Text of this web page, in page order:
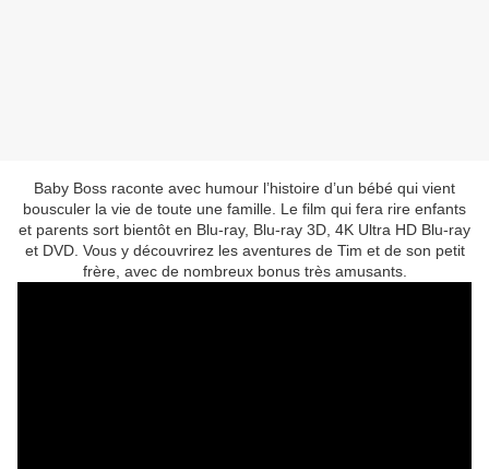
Baby Boss raconte avec humour l’histoire d’un bébé qui vient
bousculer la vie de toute une famille. Le film qui fera rire enfants
et parents sort bientôt en Blu-ray, Blu-ray 3D, 4K Ultra HD Blu-ray
et DVD. Vous y découvrirez les aventures de Tim et de son petit
frère, avec de nombreux bonus très amusants.